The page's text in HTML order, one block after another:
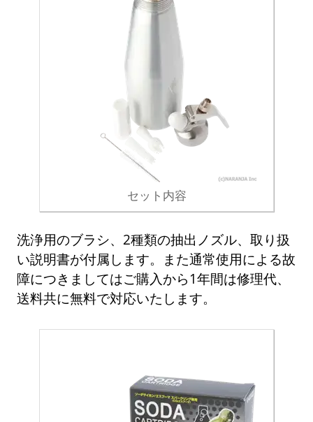
セット内容
洗浄用のブラシ、2種類の抽出ノズル、取り扱
い説明書が付属します。また通常使用による故
障につきましてはご購入から1年間は修理代、
送料共に無料で対応いたします。